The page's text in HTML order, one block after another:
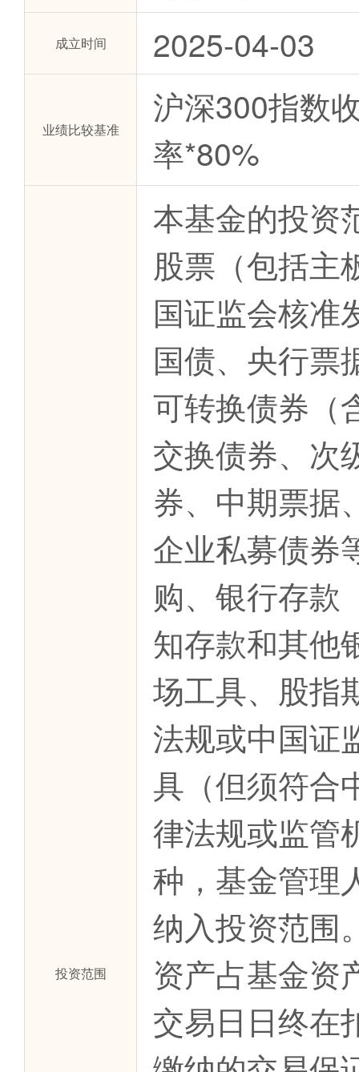
成立时间 2025-04-03
业绩比较基准
沪深300指数
率*80%
投资范围
本基金的投资
股票（包括主
国证监会核准
国债、央行票
可转换债券（
交换债券、次
券、中期票据
企业私募债券
购、银行存款
知存款和其他
场工具、股指
法规或中国证
具（但须符合
律法规或监管
种，基金管理
纳入投资范围
资产占基金资
交易日日终在